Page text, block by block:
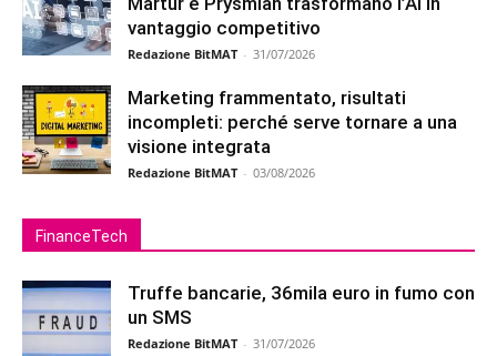
vantaggio competitivo
Redazione BitMAT - 31/07/2026
Marketing frammentato, risultati
incompleti: perché serve tornare a una
visione integrata
Redazione BitMAT - 03/08/2026
FinanceTech
Truffe bancarie, 36mila euro in fumo con
un SMS
Redazione BitMAT - 31/07/2026